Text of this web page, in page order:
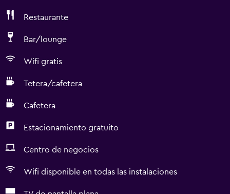
Restaurante
Bar/lounge
Wifi gratis
Tetera/cafetera
Cafetera
Estacionamiento gratuito
Centro de negocios
Wifi disponible en todas las instalaciones